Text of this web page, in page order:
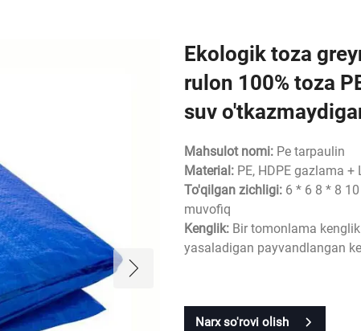
Ekologik toza
rulon 100% toza
suv
Mahsulot nomi: Pe tarpaulin
Material: PE, HDPE gazlama
To'qilgan zichligi: 6 * 6 8 * 8
muvofiq
Kenglik: Bir tomonlama
yasaladigan payvandlangan
Narx so'rovi olish